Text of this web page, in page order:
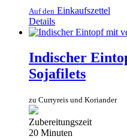
Auf den Einkaufszettel
Details
Indischer
Sojafilets
zu Curryreis und Koriander
Zubereitungszeit
20 Minuten